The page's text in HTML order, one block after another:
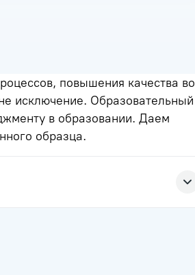
повышения качества во
исключение. Образовательный
в образовании. Даем
образца.